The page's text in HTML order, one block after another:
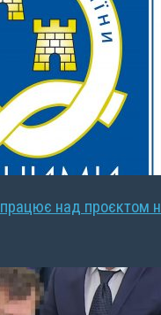
над проєктом